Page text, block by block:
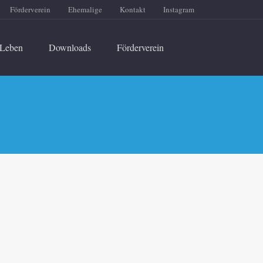
Förderverein Ehemalige Kontakt Instagram
Leben Downloads Förderverein